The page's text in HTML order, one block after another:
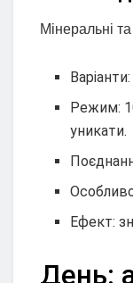
Мінеральні
Режим:
уникати.
Ефект:
День: